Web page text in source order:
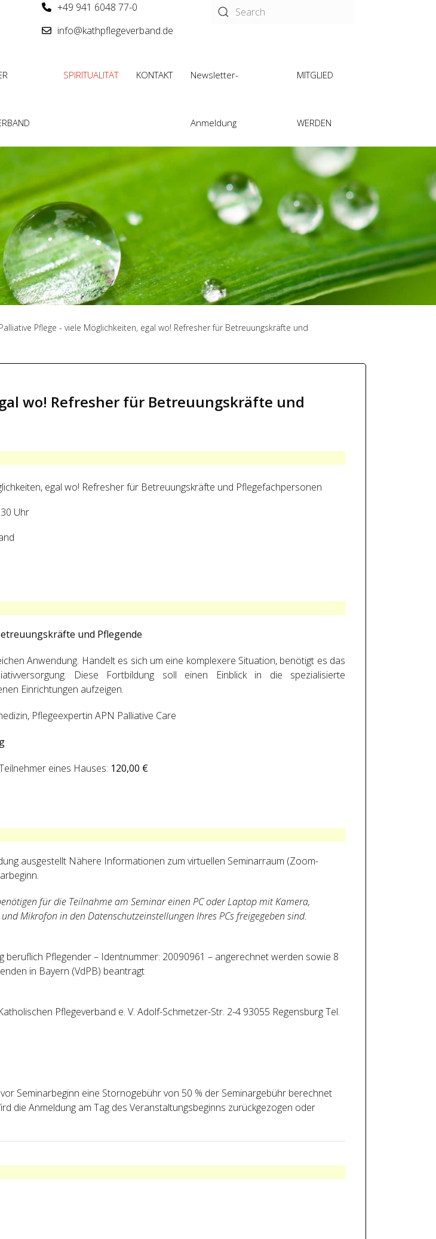
+49 941 6048 77-0
info@kathpflegeverband.de
SPIRITUALITÄT KONTAKT Newsletter-
Anmeldung
MITGLIED
WERDEN
Palliative Pflege - viele Möglichkeiten, egal wo! Refresher für Betreuungskräfte und
wo! Refresher für Betreuungskräfte und
egal wo! Refresher für Betreuungskräfte und Pflegefachpersonen
Uhr
und Pflegende
Anwendung. Handelt es sich um eine komplexere Situation, benötigt es das
Diese Fortbildung soll einen Einblick in die spezialisierte
Einrichtungen aufzeigen.
Pflegeexpertin APN Palliative Care
eines Hauses: 120,00 €
ausgestellt Nähere Informationen zum virtuellen Seminarraum (Zoom-
für die Teilnahme am Seminar einen PC oder Laptop mit Kamera,
Mikrofon in den Datenschutzeinstellungen Ihres PCs freigegeben sind.
Pflegender – Identnummer: 20090961 – angerechnet werden sowie 8
in Bayern (VdPB) beantragt
Pflegeverband e. V. Adolf-Schmetzer-Str. 2-4 93055 Regensburg Tel.
Seminarbeginn eine Stornogebühr von 50 % der Seminargebühr berechnet
die Anmeldung am Tag des Veranstaltungsbeginns zurückgezogen oder